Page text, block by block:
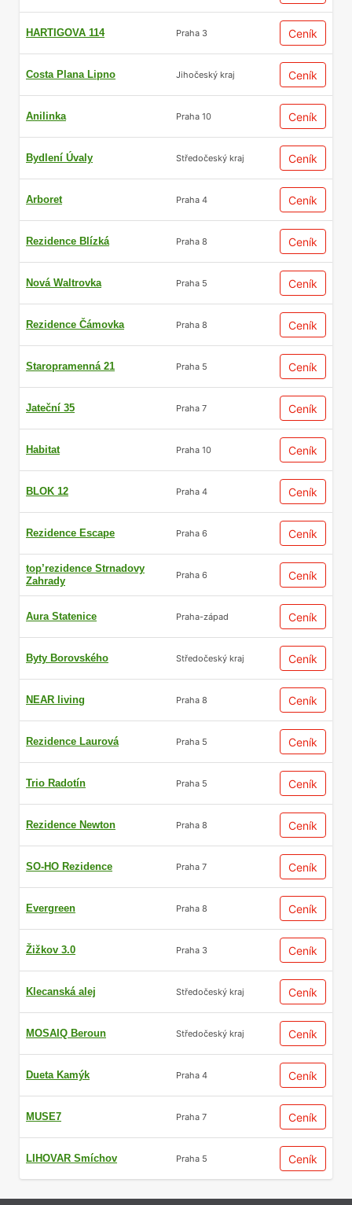
HARTIGOVA 114 Praha 3 Ceník
Costa Plana Lipno Jihočeský kraj Ceník
Anilinka Praha 10 Ceník
Bydlení Úvaly Středočeský kraj Ceník
Arboret Praha 4 Ceník
Rezidence Blízká Praha 8 Ceník
Nová Waltrovka Praha 5 Ceník
Rezidence Čámovka Praha 8 Ceník
Staropramenná 21 Praha 5 Ceník
Jateční 35 Praha 7 Ceník
Habitat Praha 10 Ceník
BLOK 12 Praha 4 Ceník
Rezidence Escape Praha 6 Ceník
top’rezidence Strnadovy
Zahrady
Praha 6 Ceník
Aura Statenice Praha-západ Ceník
Byty Borovského Středočeský kraj Ceník
NEAR living Praha 8 Ceník
Rezidence Laurová Praha 5 Ceník
Trio Radotín Praha 5 Ceník
Rezidence Newton Praha 8 Ceník
SO-HO Rezidence Praha 7 Ceník
Evergreen Praha 8 Ceník
Žižkov 3.0 Praha 3 Ceník
Klecanská alej Středočeský kraj Ceník
MOSAIQ Beroun Středočeský kraj Ceník
Dueta Kamýk Praha 4 Ceník
MUSE7 Praha 7 Ceník
LIHOVAR Smíchov Praha 5 Ceník